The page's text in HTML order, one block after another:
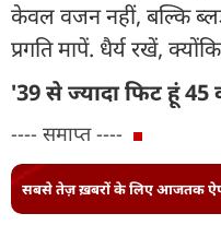
केवल वजन नहीं, बल्कि
प्रगति मापें. धैर्य रखें,
'39 से ज्यादा फिट हूं 45
---- समाप्त ----
सबसे तेज़ ख़बरों के लिए आजतक